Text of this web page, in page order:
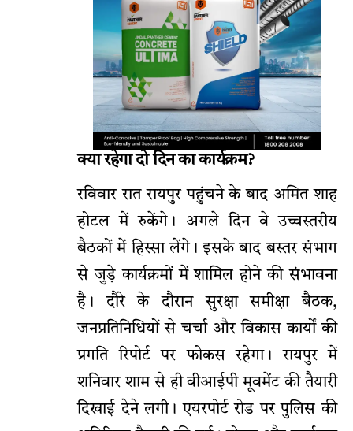
क्या रहेगा दो दिन का कार्यक्रम?
रविवार रात रायपुर पहुंचने के बाद अमित शाह
होटल में रुकेंगे। अगले दिन वे उच्चस्तरीय
बैठकों में हिस्सा लेंगे। इसके बाद बस्तर संभाग
से जुड़े कार्यक्रमों में शामिल होने की संभावना
है। दौरे के दौरान सुरक्षा समीक्षा बैठक,
जनप्रतिनिधियों से चर्चा और विकास कार्यों की
प्रगति रिपोर्ट पर फोकस रहेगा। रायपुर में
शनिवार शाम से ही वीआईपी मूवमेंट की तैयारी
दिखाई देने लगी। एयरपोर्ट रोड पर पुलिस की